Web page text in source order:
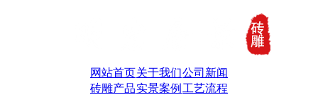
网站首页关于我们公司新闻
砖雕产品实景案例 工艺流程